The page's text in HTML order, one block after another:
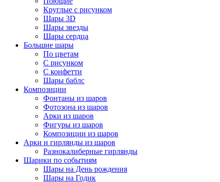
Круглые с рисунком
Шары 3D
Шары звезды
Шары сердца
Большие шары
По цветам
С рисунком
С конфетти
Шары баблс
Композиции
Фонтаны из шаров
Фотозона из шаров
Арки из шаров
Фигуры из шаров
Композиции из шаров
Арки и гирлянды из шаров
Разнокалиберные гирлянды
Шарики по событиям
Шары на День рождения
Шары на Годик